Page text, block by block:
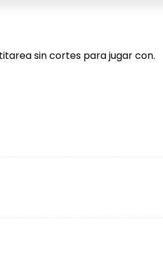
sin cortes para jugar con.